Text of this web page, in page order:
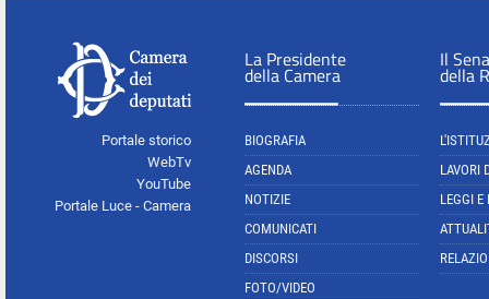
Portale storico
WebTv
YouTube
Portale Luce - Camera
La Presidente
della Camera
BIOGRAFIA
AGENDA
NOTIZIE
COMUNICATI
DISCORSI
FOTO/VIDEO
Il
della
LAVORI
LEGGI E